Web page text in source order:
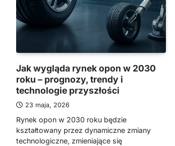
Jak wygląda rynek opon w 2030
roku – prognozy, trendy i
technologie przyszłości
23 maja, 2026
Rynek opon w 2030 roku będzie
kształtowany przez dynamiczne zmiany
technologiczne, zmieniające się